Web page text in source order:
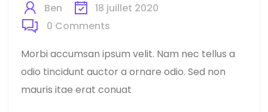
Ben
18 juillet 2020
0 Comments
Morbi accumsan ipsum velit. Nam nec tellus a
odio tincidunt auctor a ornare odio. Sed non
mauris itae erat conuat